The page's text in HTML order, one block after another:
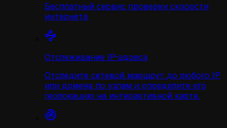
Бесплатный сервис проверки скорости
интернета
Отслеживание IP-адреса
Отследите сетевой маршрут до любого IP
или домена по узлам и определите его
геолокацию на интерактивной карте.